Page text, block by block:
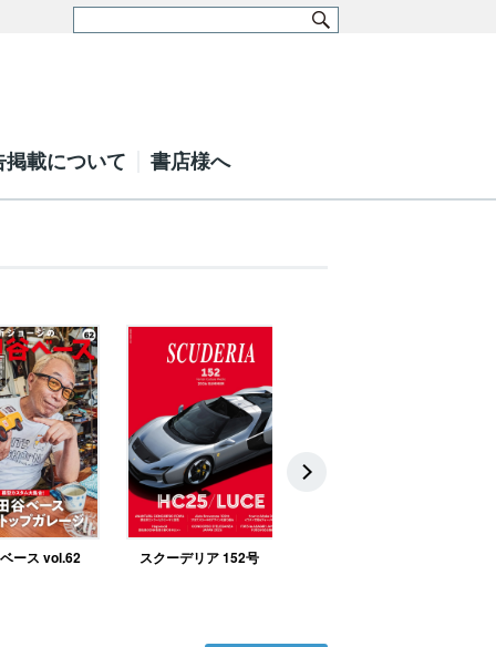
掲載について 書店様へ
ース vol.62 スクーデリア 152号